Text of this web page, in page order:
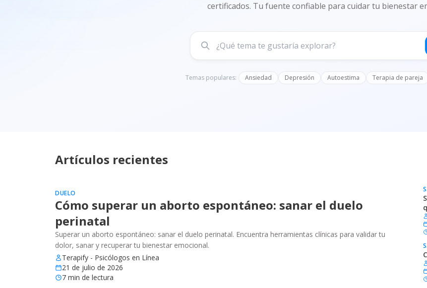
certificados. Tu fuente confiable para cuidar tu bienestar
Temas populares: Ansiedad Depresión Autoestima Terapia de pareja
Artículos recientes
DUELO
Cómo superar un aborto espontáneo: sanar el duelo
perinatal
Superar un aborto espontáneo: sanar el duelo perinatal. Encuentra herramientas clínicas para validar tu
dolor, sanar y recuperar tu bienestar emocional.
Terapify - Psicólogos en Línea
21 de julio de 2026
7 min de lectura